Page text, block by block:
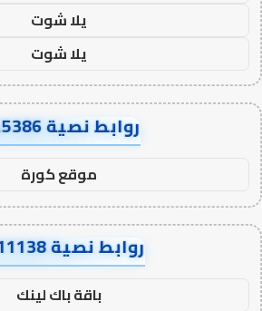
يلا شوت
يلا شوت
روابط نصية AA5386
موقع كورة
روابط نصية AA11138
باقة باك لينك